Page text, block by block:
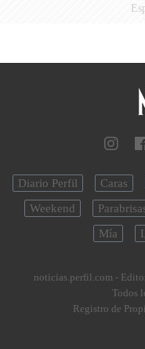
Diario Perfil Caras
Weekend
Mía
noticias.perfil.com -
Todos
Registro de